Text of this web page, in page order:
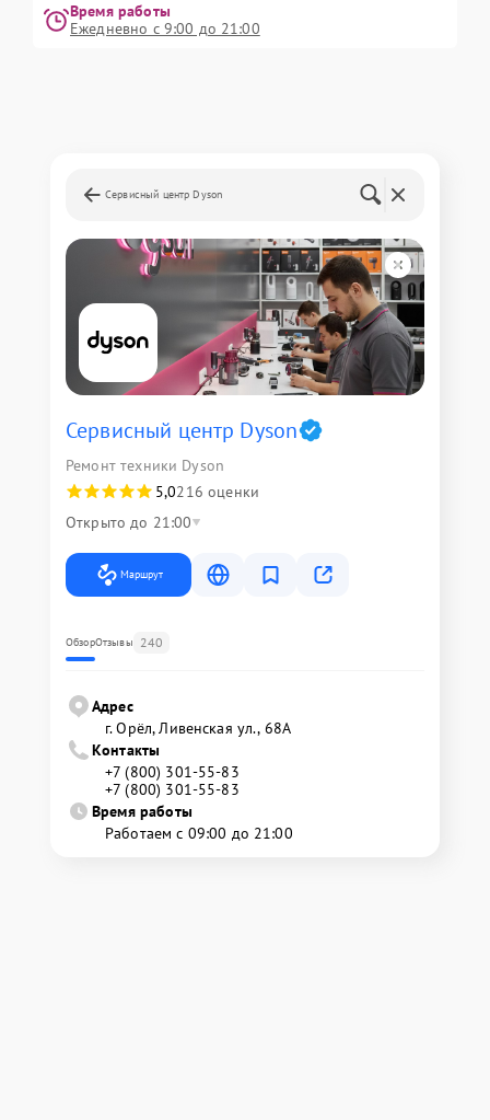
Время работы
Ежедневно с 9:00 до 21:00
Сервисный центр Dyson
Сервисный центр Dyson
Ремонт техники Dyson
5,0216 оценки
Открыто до 21:00
Маршрут
ОбзорОтзывы 240
Адрес
г. Орёл, Ливенская ул., 68А
Контакты
+7 (800) 301-55-83
+7 (800) 301-55-83
Время работы
Работаем с 09:00 до 21:00